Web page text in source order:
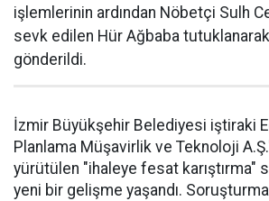
işlemlerinin ardından Nöbetçi Sulh
sevk edilen Hür Ağbaba
gönderildi.
İzmir Büyükşehir Belediyesi iştiraki
Planlama Müşavirlik ve Teknoloji
yürütülen "ihaleye fesat karıştırma"
yeni bir gelişme yaşandı.